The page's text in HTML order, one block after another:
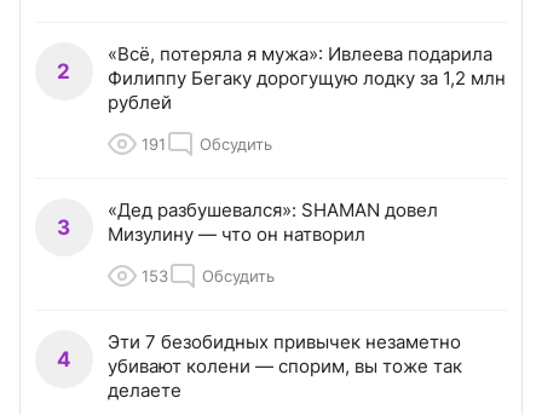
2
«Всё, потеряла я мужа»: Ивлеева подарила
Филиппу Бегаку дорогущую лодку за 1,2 млн
рублей
191 Обсудить
3
«Дед разбушевался»: SHAMAN довел
Мизулину — что он натворил
153 Обсудить
4
Эти 7 безобидных привычек незаметно
убивают колени — спорим, вы тоже так
делаете